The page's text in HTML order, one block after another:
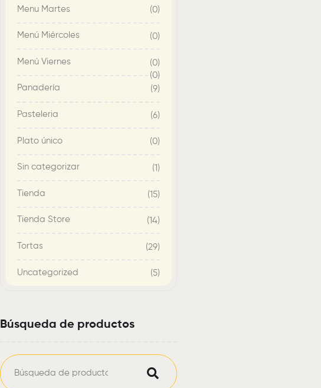
Menu Martes (0)
Menú Miércoles (0)
Menú Viernes
(0)
(0)
Panadería
(9)
Pasteleria (6)
Plato único (0)
Sin categorizar (1)
Tienda (15)
Tienda Store (14)
Tortas (29)
Uncategorized (5)
Búsqueda de productos